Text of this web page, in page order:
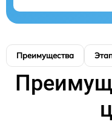
Преимущества